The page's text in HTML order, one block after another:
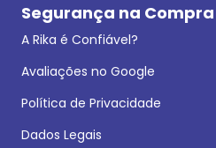
Segurança na Compra
A Rika é Confiável?
Avaliações no Google
Política de Privacidade
Dados Legais